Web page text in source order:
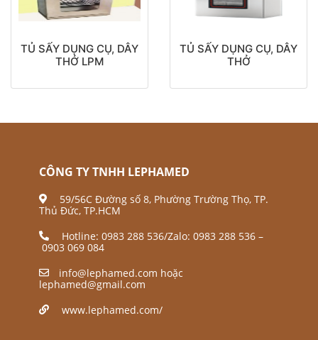
TỦ SẤY DỤNG CỤ, DÂY
THỞ LPM
TỦ SẤY DỤNG CỤ, DÂY
THỞ
CÔNG TY TNHH LEPHAMED
59/56C Đường số 8, Phường Trường Thọ, TP.
Thủ Đức, TP.HCM
Hotline: 0983 288 536/Zalo: 0983 288 536 –
0903 069 084
info@lephamed.com hoặc
lephamed@gmail.com
www.lephamed.com/